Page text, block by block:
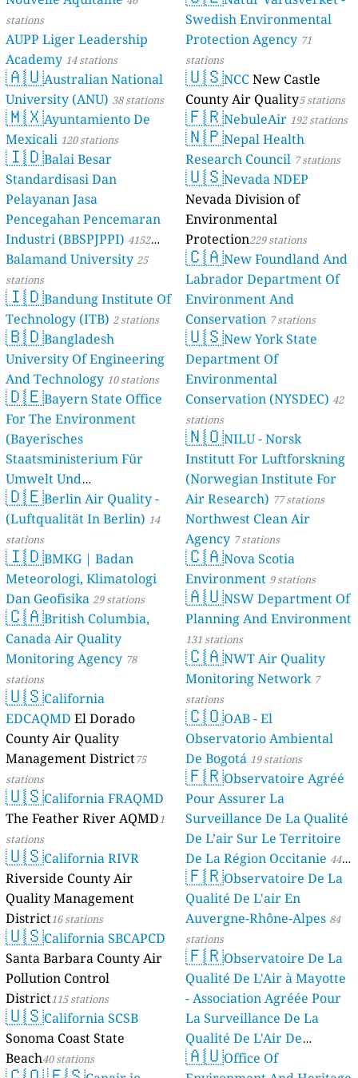
stations
AUPP Liger Leadership
Academy 14 stations
🇦🇺Australian National
University (ANU) 38 stations
🇲🇽Ayuntamiento De
Mexicali 120 stations
🇮🇩Balai Besar
Standardisasi Dan
Pelayanan Jasa
Pencegahan Pencemaran
Industri (BBSPJPPI) 4152
stations
Balamand University25
stations
🇮🇩Bandung Institute Of
Technology (ITB) 2 stations
🇧🇩Bangladesh
University Of Engineering
And Technology 10 stations
🇩🇪Bayern State Office
For The Environment
(Bayerisches
Staatsministerium Für
Umwelt Und
Verbraucherschutz) - LfU
46 stations
🇩🇪Berlin Air Quality -
(Luftqualität In Berlin) 14
stations
🇮🇩BMKG | Badan
Meteorologi, Klimatologi
Dan Geofisika 29 stations
🇨🇦British Columbia,
Canada Air Quality
Monitoring Agency 78
stations
🇺🇸California
EDCAQMD El Dorado
County Air Quality
Management District75
stations
🇺🇸California FRAQMD
The Feather River AQMD1
stations
🇺🇸California RIVR
Riverside County Air
Quality Management
District16 stations
🇺🇸California SBCAPCD
Santa Barbara County Air
Pollution Control
District115 stations
🇺🇸California SCSB
Sonoma Coast State
Beach40 stations
Swedish Environmental
Protection Agency 71
stations
🇺🇸NCCNew Castle
County Air Quality5 stations
🇫🇷NebuleAir 192 stations
🇳🇵Nepal Health
Research Council 7 stations
🇺🇸Nevada NDEP
Nevada Division of
Environmental
Protection229 stations
🇨🇦New Foundland And
Labrador Department Of
Environment And
Conservation 7 stations
🇺🇸New York State
Department Of
Environmental
Conservation (NYSDEC) 42
stations
🇳🇴NILU - Norsk
Institutt For Luftforskning
(Norwegian Institute For
Air Research) 77 stations
Northwest Clean Air
Agency 7 stations
🇨🇦Nova Scotia
Environment 9 stations
🇦🇺NSW Department Of
Planning And Environment
131 stations
🇨🇦NWT Air Quality
Monitoring Network 7
stations
🇨🇴OAB - El
Observatorio Ambiental
De Bogotá 19 stations
🇫🇷Observatoire Agréé
Pour Assurer La
Surveillance De La Qualité
De L’air Sur Le Territoire
De La Région Occitanie 44
stations
🇫🇷Observatoire De La
Qualité De L'air En
Auvergne-Rhône-Alpes 84
stations
🇫🇷Observatoire De La
Qualité De L'Air à Mayotte
- Association Agréée Pour
La Surveillance De La
Qualité De L'Air De
Mayotte 4 stations
🇦🇺Office Of